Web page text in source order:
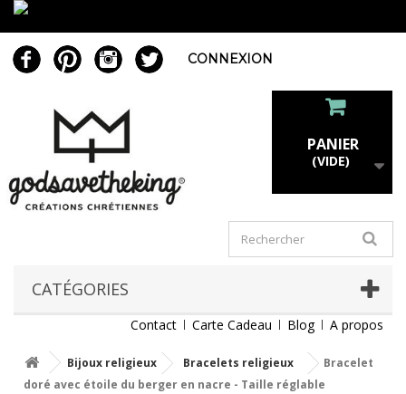
CONNEXION
PANIER
(VIDE)
CATÉGORIES
Contact Carte Cadeau Blog A propos
Bijoux religieux Bracelets religieux
Bracelet
doré avec étoile du berger en nacre - Taille réglable